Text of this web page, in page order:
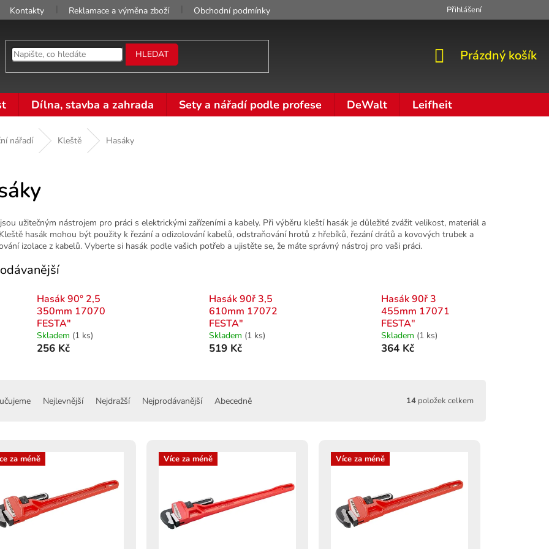
Kontakty Reklamace a výměna zboží Obchodní podmínky Moje objednávka
Přihlášení
HLEDAT
NÁKUPNÍ
Prázdný košík
Dílna, stavba a zahrada Sety a nářadí podle profese DeWalt Leifheit
nářadí Kleště Hasáky
užitečným nástrojem pro práci s elektrickými zařízeními a kabely. Při výběru kleští hasák je důležité zvážit velikost, materiál a
hasák mohou být použity k řezání a odizolování kabelů, odstraňování hrotů z hřebíků, řezání drátů a kovových trubek a
izolace z kabelů. Vyberte si hasák podle vašich potřeb a ujistěte se, že máte správný nástroj pro vaši práci.
Hasák 90° 2,5
350mm 17070
FESTA"
Skladem (1 ks)
256 Kč
Hasák 90ř 3,5
610mm 17072
FESTA"
Skladem (1 ks)
519 Kč
Hasák 90ř 3
455mm 17071
FESTA"
Skladem (1 ks)
364 Kč
Nejlevnější Nejdražší Nejprodávanější Abecedně 14 položek celkem
za méně Více za méně Více za méně